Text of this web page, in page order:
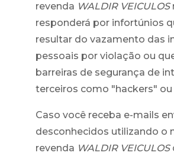
revenda WALDIR VEICULOS
responderá por infortúnios
resultar do vazamento das
pessoais por violação ou
barreiras de segurança de
terceiros como "hackers" ou
Caso você receba e-mails
desconhecidos utilizando o
revenda WALDIR VEICULOS